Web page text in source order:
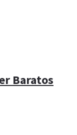
Baratos